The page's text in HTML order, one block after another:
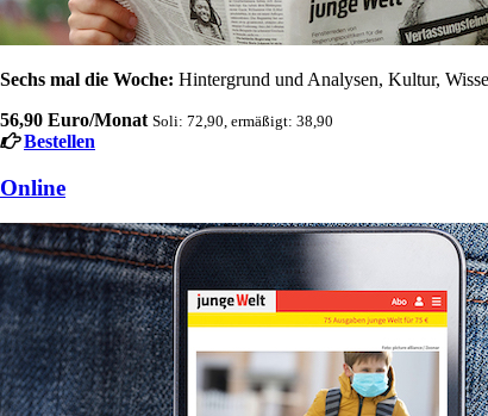
Sechs mal die Woche: Hintergrund und Analysen, Kultur,
56,90 Euro/Monat Soli: 72,90, ermäßigt: 38,90
Bestellen
Online